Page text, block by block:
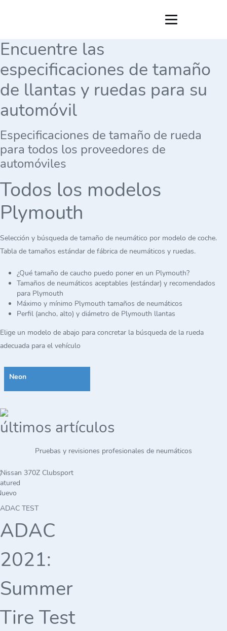
Encuentre las
especificaciones de tamaño
de llantas y ruedas para su
automóvil
Especificaciones de tamaño de rueda
para todos los proveedores de
automóviles
Todos los modelos
Plymouth
Selección y búsqueda de tamaño de neumático por modelo de coche.
Tabla de tamaños estándar de fábrica de neumáticos y ruedas.
¿Qué tamaño de caucho puedo poner en un Plymouth?
Tamaños de neumáticos aceptables (estándar) y recomendados
para Plymouth
Máximo y mínimo Plymouth tamaños de neumáticos
Perfil (ancho, alto) y diámetro de Plymouth llantas
Elige un modelo de abajo para concretar la búsqueda de la rueda
adecuada para el vehículo
Neon
últimos artículos
Pruebas y revisiones profesionales de neumáticos
ADAC TEST
ADAC
2021:
Summer
Tire Test